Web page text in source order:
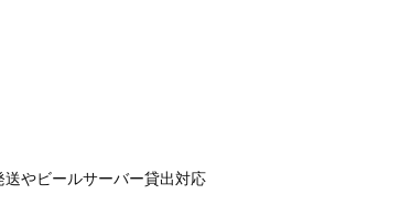
やビールサーバー貸出対応